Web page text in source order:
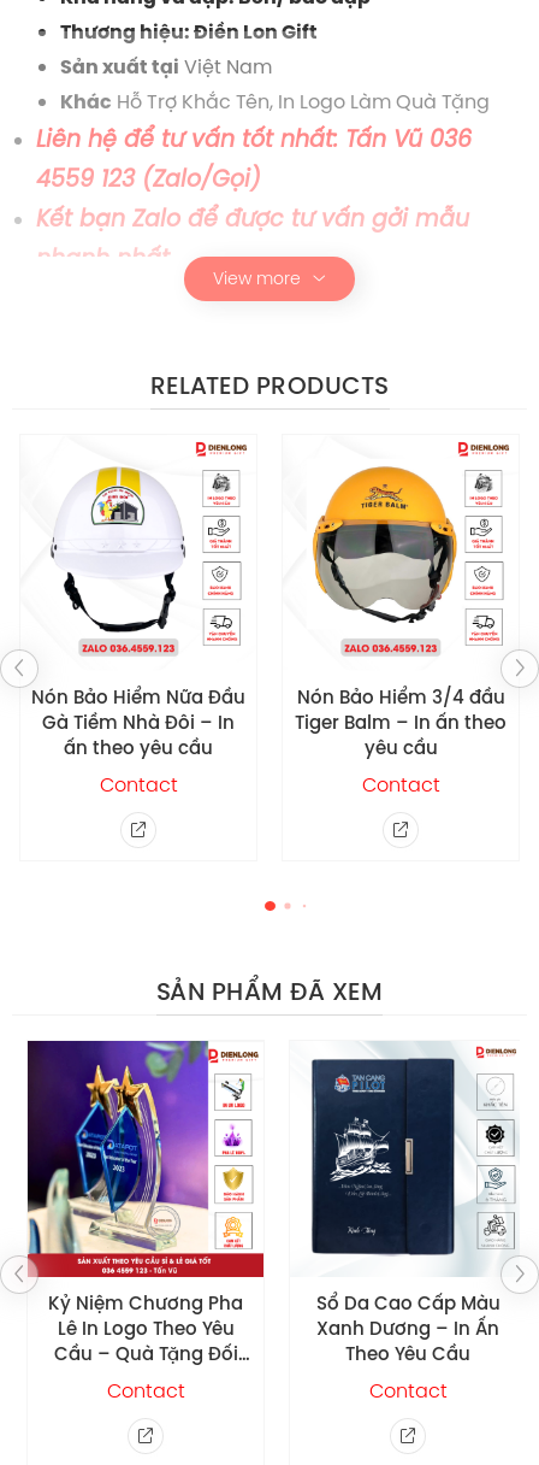
Thương hiệu: Điền Lon Gift
Sản xuất tại Việt Nam
Khác Hỗ Trợ Khắc Tên, In Logo Làm Quà Tặng
Liên hệ để tư vấn tốt nhất: Tấn Vũ 036
4559 123 (Zalo/Gọi)
Kết bạn Zalo để được tư vấn gởi mẫu
nhanh nhất
Phát hiện hàng giả đền 200%
XƯỞNG SẢN XUẤT THEO YÊU CẦU
CTY NEW APPAREL FAR EASTERN có thể in theo yêu cầu.
Tem in bền, không tróc được xử lý nhiều lớp nét và
đẹp đảm bảo là sản phẩm được yêu thích cho người
View more
RELATED PRODUCTS
Nón Bảo Hiểm 3/4 đầu
Tiger Balm – In ấn theo
yêu cầu
Contact
Nón Bảo Hiểm Nữa Đầu
CCM – In ấn theo yêu
cầu
Contact
SẢN PHẨM ĐÃ XEM
Kỷ Niệm Chương Pha
Lê In Logo Theo Yêu
Cầu – Quà Tặng Đối
Tác Khách Hàng
DLPL09
Contact
Sổ Da Cao Cấp Màu
Xanh Dương – In Ấn
Theo Yêu Cầu
Contact